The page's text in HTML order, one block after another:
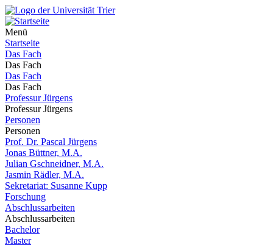
Menü
Startseite
Das Fach
Das Fach
Das Fach
Das Fach
Professur Jürgens
Professur Jürgens
Personen
Personen
Prof. Dr. Pascal Jürgens
Jonas Büttner, M.A.
Julian Gschneidner, M.A.
Jasmin Rädler, M.A.
Sekretariat: Susanne Kupp
Forschung
Abschlussarbeiten
Abschlussarbeiten
Bachelor
Master